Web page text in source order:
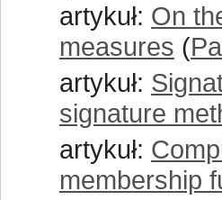
artykuł: On
measures (
artykuł:
signature
artykuł:
membership